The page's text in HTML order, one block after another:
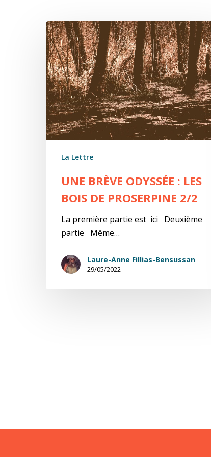
Une
brève
odyssée
Les
bois
de
Proserpine
2/2
La Lettre
UNE BRÈVE ODYSSÉE : LES
BOIS DE PROSERPINE 2/2
La première partie est ici Deuxième
partie Même…
Laure-Anne Fillias-Bensussan
29/05/2022